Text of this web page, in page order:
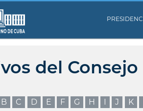
del
B C D E F G H I J K